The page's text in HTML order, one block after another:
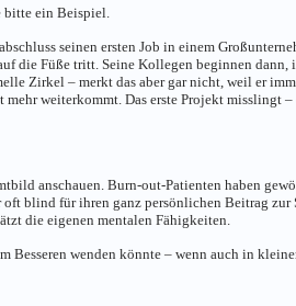
ein Beispiel.
seinen ersten Job in einem
die Füße tritt. Seine Kollegen beginnen
Zirkel – merkt das aber gar nicht, weil er
weiterkommt. Das erste Projekt misslingt
anschauen. Burn-out-Patienten haben
blind für ihren ganz persönlichen Beitrag
die eigenen mentalen Fähigkeiten.
Besseren wenden könnte – wenn auch in